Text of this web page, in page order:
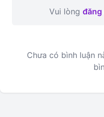
Vui lòng đăng
Chưa có bình luận